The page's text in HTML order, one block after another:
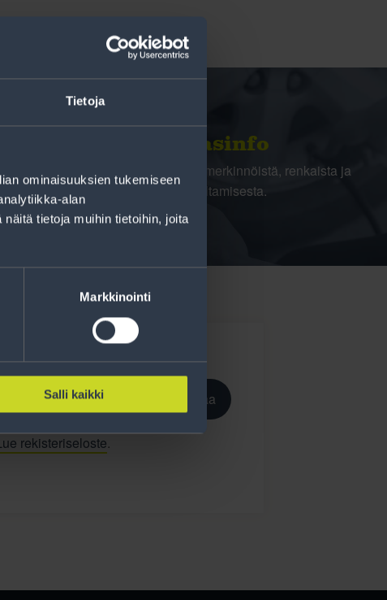
Tietoja
ominaisuuksien tukemiseen
alan
tietoja muihin tietoihin, joita
Markkinointi
Salli kaikki
Rengasinfo
Tavallisen ihmisen tietoa merkinnöistä, renkaista ja
niiden huoltamisesta.
Tilaa
rekisteriseloste.